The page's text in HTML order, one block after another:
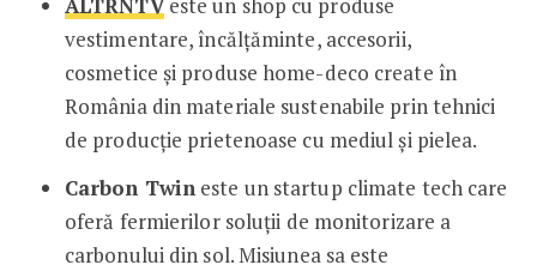
vestimentare, încălțăminte, accesorii,
cosmetice și produse home-deco create în
România din materiale sustenabile prin tehnici
de producție prietenoase cu mediul și pielea.
Carbon Twin este un startup climate tech care
oferă fermierilor soluții de monitorizare a
carbonului din sol. Misiunea sa este